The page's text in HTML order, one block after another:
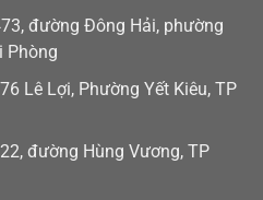
đường Đông Hải, phường
Phòng
Lê Lợi, Phường Yết Kiêu, TP
đường Hùng Vương, TP